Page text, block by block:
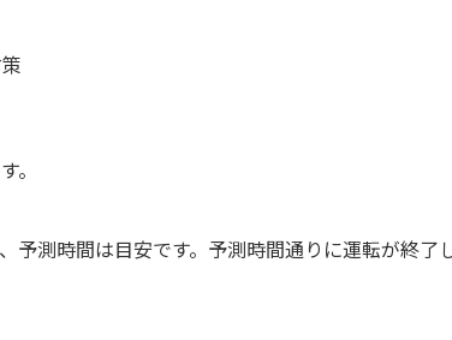
。
測時間は目安です。予測時間通りに運転が終了